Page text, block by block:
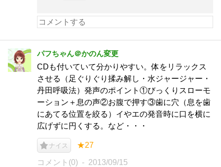
パフちゃん＠かのん変更
CDも付いていて分かりやすい。体をリラックス
させる（足ぐりぐり揉み解し・水ジャージャー・
丹田呼吸法）発声のポイント①びっくりスローモ
ーション＋息の声②お腹で押す③歯に穴（息を歯
にあてる位置を絞る）イやエの発音時に口を横に
広げずに円くする。など・・・
ナイス ★27
コメント(0) 2013/09/15